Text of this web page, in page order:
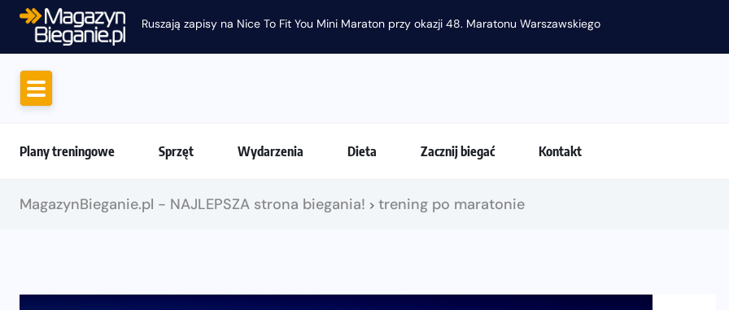
Ruszają zapisy na Nice To Fit You Mini Maraton przy okazji 48. Maratonu Warszawskiego
Plany treningowe Sprzęt Wydarzenia Dieta Zacznij biegać Kontakt
MagazynBieganie.pl - NAJLEPSZA strona biegania! > trening po maratonie